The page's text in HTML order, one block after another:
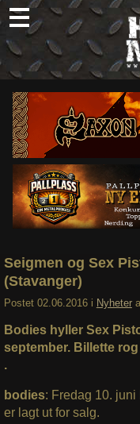
Skip
to
content
Søk
Seigmen og Sex
(Stavanger)
Postet 02.06.2016 i Nyheter
Bodies hyller Sex
september. Billette
.
bodies: Fredag 10. juni
er lagt ut for salg.